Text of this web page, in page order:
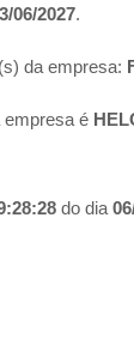
06/2027.
da empresa:
empresa é
do dia